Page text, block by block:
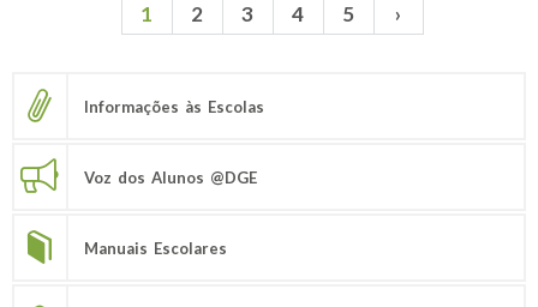
1 2 3 4 5 ›
Informações às Escolas
Voz dos Alunos @DGE
Manuais Escolares